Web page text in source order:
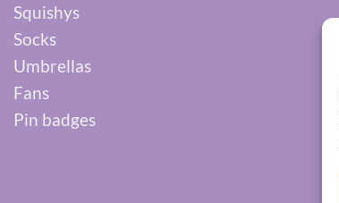
Squishys
Socks
Umbrellas
Fans
Pin badges